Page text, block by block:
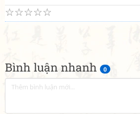
Bình luận nhanh 0
☆
☆
☆
☆
☆